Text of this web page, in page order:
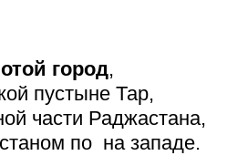
город,
пустыне Тар,
части Раджастана,
по на западе.